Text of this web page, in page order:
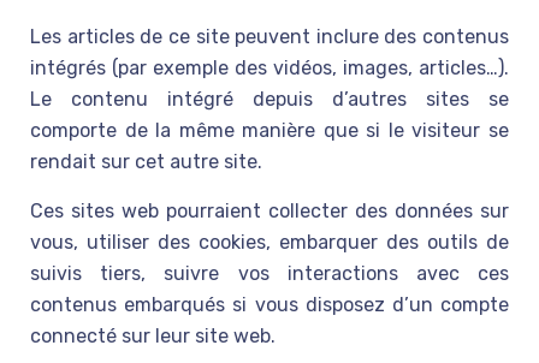
Les articles de ce site peuvent inclure des contenus
intégrés (par exemple des vidéos, images, articles…).
Le contenu intégré depuis d’autres sites se
comporte de la même manière que si le visiteur se
rendait sur cet autre site.
Ces sites web pourraient collecter des données sur
vous, utiliser des cookies, embarquer des outils de
suivis tiers, suivre vos interactions avec ces
contenus embarqués si vous disposez d’un compte
connecté sur leur site web.